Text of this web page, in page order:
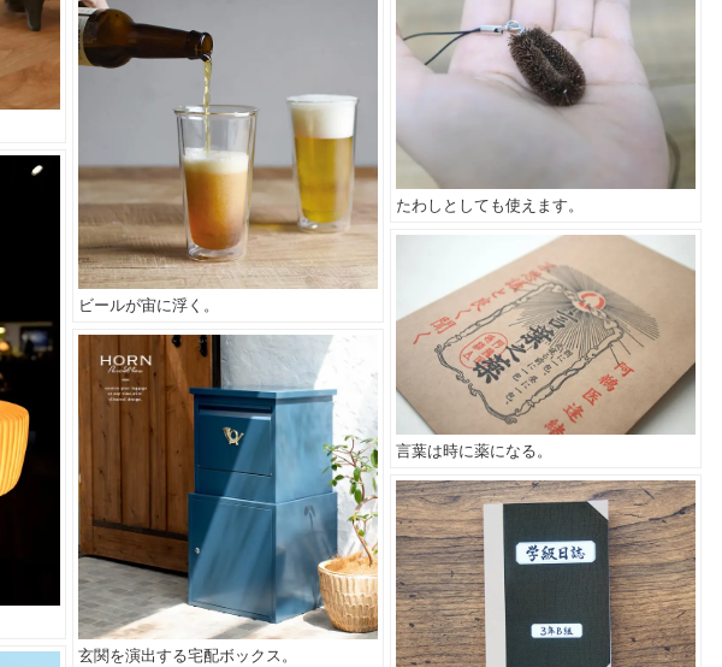
たわしとしても使えます。
ビールが宙に浮く。
言葉は時に薬になる。
玄関を演出する宅配ボックス。